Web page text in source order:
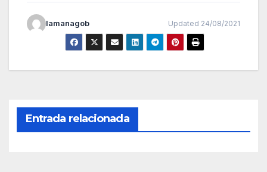
lamanagob Updated 24/08/2021
Entrada relacionada